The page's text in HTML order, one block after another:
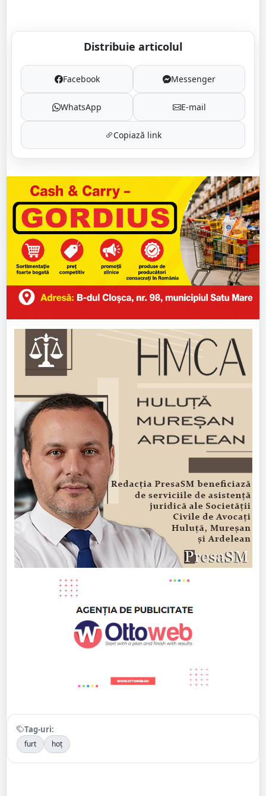
Distribuie articolul
Facebook Messenger
WhatsApp E-mail
Copiază link
Tag-uri:
furt hoț